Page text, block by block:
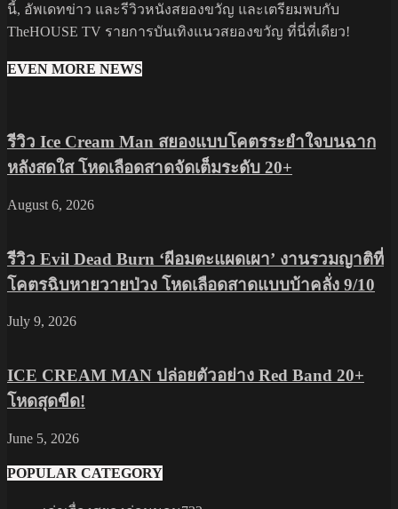
นี้, อัพเดทข่าว และรีวิวหนังสยองขวัญ และเตรียมพบกับ
TheHOUSE TV รายการบันเทิงแนวสยองขวัญ ที่นี่ที่เดียว!
EVEN MORE NEWS
รีวิว Ice Cream Man สยองแบบโคตรระยำใจบนฉาก
หลังสดใส โหดเลือดสาดจัดเต็มระดับ 20+
August 6, 2026
รีวิว Evil Dead Burn ‘ผีอมตะแผดเผา’ งานรวมญาติที่
โคตรฉิบหายวายป่วง โหดเลือดสาดแบบบ้าคลั่ง 9/10
July 9, 2026
ICE CREAM MAN ปล่อยตัวอย่าง Red Band 20+
โหดสุดขีด!
June 5, 2026
POPULAR CATEGORY